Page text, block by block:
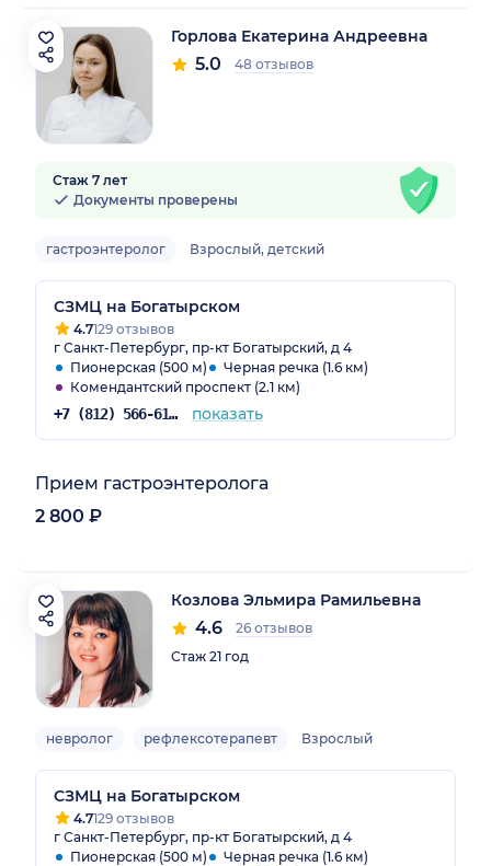
Горлова Екатерина Андреевна
5.0 48 отзывов
Стаж 7 лет
Документы проверены
гастроэнтеролог Взрослый, детский
СЗМЦ на Богатырском
4.7129 отзывов
г Санкт-Петербург, пр-кт Богатырский, д 4
Пионерская (500 м)
Черная речка (1.6 км)
Комендантский проспект (2.1 км)
+7 (812) 566-61-75 показать
Прием гастроэнтеролога
2 800 ₽
Козлова Эльмира Рамильевна
4.6
26 отзывов
Стаж 21 год
невролог рефлексотерапевт Взрослый
СЗМЦ на Богатырском
4.7129 отзывов
г Санкт-Петербург, пр-кт Богатырский, д 4
Пионерская (500 м)
Черная речка (1.6 км)